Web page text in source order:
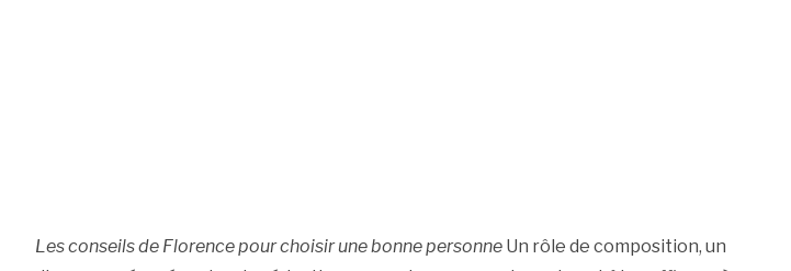
Les conseils de Florence pour choisir une bonne personneUn rôle de composition, un